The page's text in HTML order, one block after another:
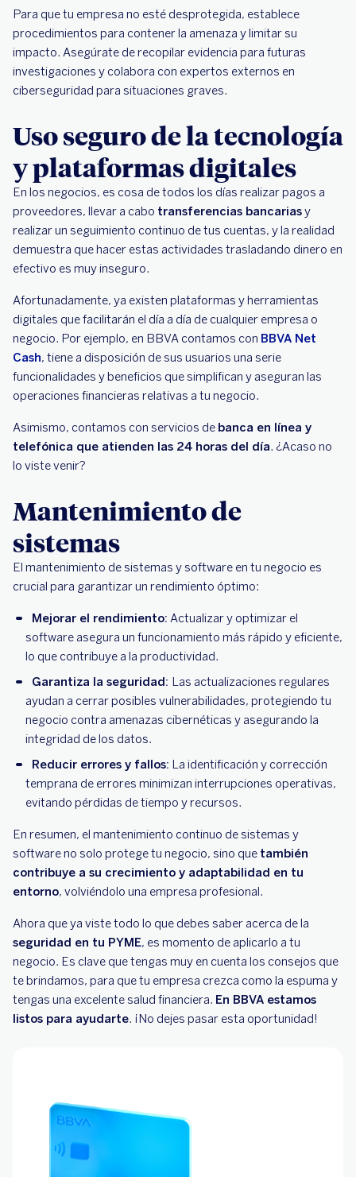
Para que tu empresa no esté desprotegida, establece
procedimientos para contener la amenaza y limitar su
impacto. Asegúrate de recopilar evidencia para futuras
investigaciones y colabora con expertos externos en
ciberseguridad para situaciones graves.
Uso seguro de la tecnología
y plataformas digitales
En los negocios, es cosa de todos los días realizar pagos a
proveedores, llevar a cabo transferencias bancariasy
realizar un seguimiento continuo de tus cuentas, y la realidad
demuestra que hacer estas actividades trasladando dinero en
efectivo es muy inseguro.
Afortunadamente, ya existen plataformas y herramientas
digitales que facilitarán el día a día de cualquier empresa o
negocio. Por ejemplo, en BBVA contamos con BBVA Net
Cash, tiene a disposición de sus usuarios una serie
funcionalidades y beneficios que simplifican y aseguran las
operaciones financieras relativas a tu negocio.
Asimismo, contamos con servicios de banca en línea y
telefónica que atienden las 24 horas del día. ¿Acaso no
lo viste venir?
Mantenimiento de
sistemas
El mantenimiento de sistemas y software en tu negocio es
crucial para garantizar un rendimiento óptimo:
Mejorar el rendimiento: Actualizar y optimizar el
software asegura un funcionamiento más rápido y eficiente,
lo que contribuye a la productividad.
Garantiza la seguridad: Las actualizaciones regulares
ayudan a cerrar posibles vulnerabilidades, protegiendo tu
negocio contra amenazas cibernéticas y asegurando la
integridad de los datos.
Reducir errores y fallos: La identificación y corrección
temprana de errores minimizan interrupciones operativas,
evitando pérdidas de tiempo y recursos.
En resumen, el mantenimiento continuo de sistemas y
software no solo protege tu negocio, sino que también
contribuye a su crecimiento y adaptabilidad en tu
entorno, volviéndolo una empresa profesional.
Ahora que ya viste todo lo que debes saber acerca de la
seguridad en tu PYME, es momento de aplicarlo a tu
negocio. Es clave que tengas muy en cuenta los consejos que
te brindamos, para que tu empresa crezca como la espuma y
tengas una excelente salud financiera. En BBVA estamos
listos para ayudarte. ¡No dejes pasar esta oportunidad!